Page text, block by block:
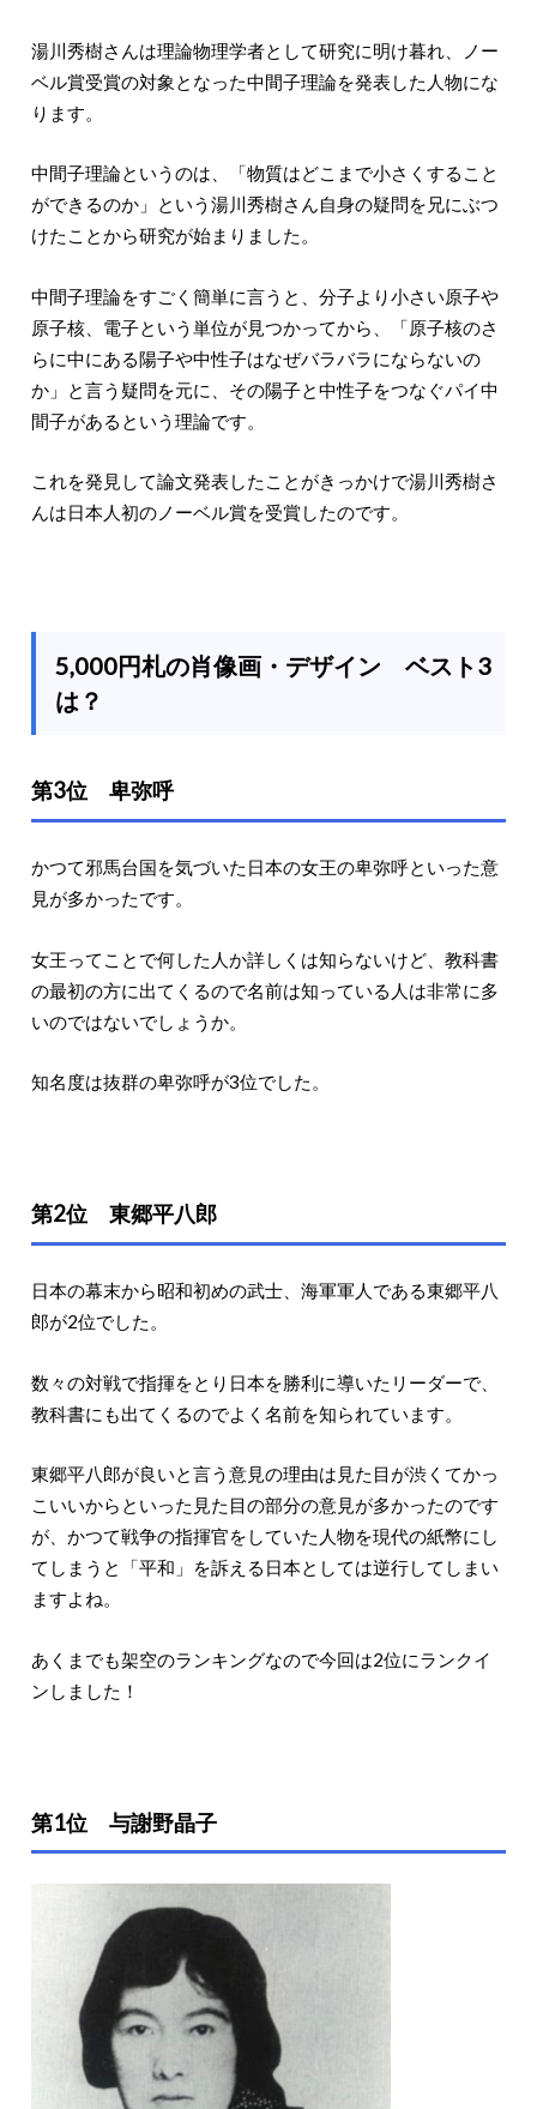
湯川秀樹さんは理論物理学者として研究に明け暮れ、ノー
ベル賞受賞の対象となった中間子理論を発表した人物にな
ります。
中間子理論というのは、「物質はどこまで小さくすること
ができるのか」という湯川秀樹さん自身の疑問を兄にぶつ
けたことから研究が始まりました。
中間子理論をすごく簡単に言うと、分子より小さい原子や
原子核、電子という単位が見つかってから、「原子核のさ
らに中にある陽子や中性子はなぜバラバラにならないの
か」と言う疑問を元に、その陽子と中性子をつなぐパイ中
間子があるという理論です。
これを発見して論文発表したことがきっかけで湯川秀樹さ
んは日本人初のノーベル賞を受賞したのです。
5,000円札の肖像画・デザイン ベスト3
は？
第3位 卑弥呼
かつて邪馬台国を気づいた日本の女王の卑弥呼といった意
見が多かったです。
女王ってことで何した人か詳しくは知らないけど、教科書
の最初の方に出てくるので名前は知っている人は非常に多
いのではないでしょうか。
知名度は抜群の卑弥呼が3位でした。
第2位 東郷平八郎
日本の幕末から昭和初めの武士、海軍軍人である東郷平八
郎が2位でした。
数々の対戦で指揮をとり日本を勝利に導いたリーダーで、
教科書にも出てくるのでよく名前を知られています。
東郷平八郎が良いと言う意見の理由は見た目が渋くてかっ
こいいからといった見た目の部分の意見が多かったのです
が、かつて戦争の指揮官をしていた人物を現代の紙幣にし
てしまうと「平和」を訴える日本としては逆行してしまい
ますよね。
あくまでも架空のランキングなので今回は2位にランクイ
ンしました！
第1位 与謝野晶子